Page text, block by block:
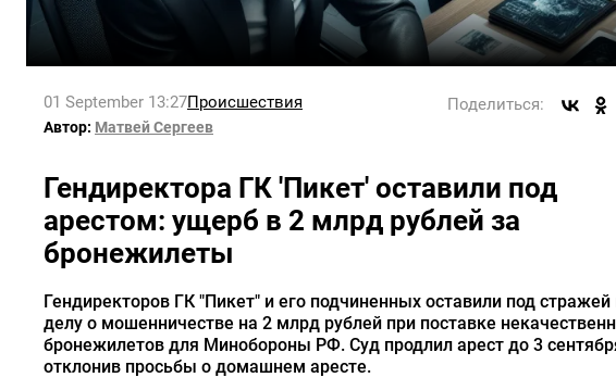
01 September 13:27Происшествия Поделиться:
Автор: Матвей Сергеев
Гендиректора ГК 'Пикет' оставили под
арестом: ущерб в 2 млрд рублей за
бронежилеты
Гендиректоров ГК "Пикет" и его подчиненных оставили под стражей
делу о мошенничестве на 2 млрд рублей при поставке
бронежилетов для Минобороны РФ. Суд продлил арест до 3
отклонив просьбы о домашнем аресте.